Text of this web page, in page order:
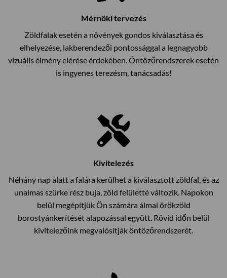
Mérnöki tervezés
Zöldfalak esetén a növények gondos kiválasztása és
elhelyezése, lakberendezői pontossággal a legnagyobb
vizuális élmény elérése érdekében. Öntözőrendszerek esetén
is ingyenes terezésm, tanácsadás!
Kivitelezés
Néhány nap alatt a falára kerülhet a kiválasztott zöldfal, és az
unalmas szürke rész buja, zöld felületté változik. Napokon
belül megépítjük Ön számára álmai örökzöld
borostyánkerítését alapozással együtt. Rövid időn belül
kivitelezőink megvalósítják öntözőrendszerét.